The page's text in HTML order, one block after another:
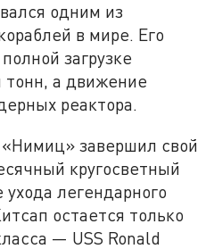
одним из
в мире. Его
загрузке
тонн, а движение
реактора.
завершил свой
кругосветный
легендарного
остается только
— USS Ronald